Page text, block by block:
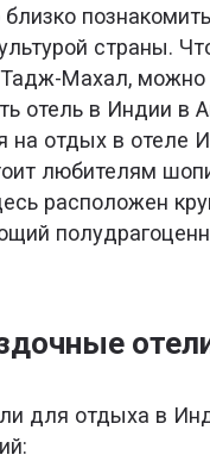
страны.
Махал, можно
отель в Индии в
на отдых в отеле
любителям
расположен
для отдыха в